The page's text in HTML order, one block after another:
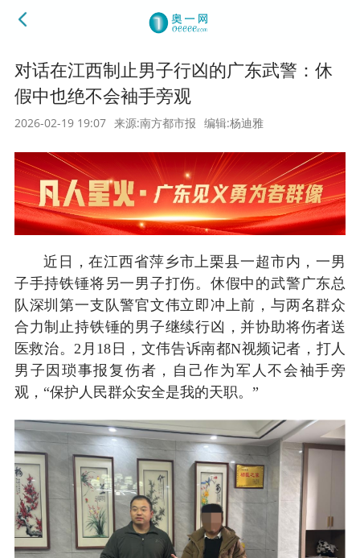
对话在江西制止男子行凶的广东武警：休
假中也绝不会袖手旁观
2026-02-19 19:07 来源:南方都市报 编辑:杨迪雅
近日，在江西省萍乡市上栗县一超市内，一男
子手持铁锤将另一男子打伤。休假中的武警广东总
队深圳第一支队警官文伟立即冲上前，与两名群众
合力制止持铁锤的男子继续行凶，并协助将伤者送
医救治。2月18日，文伟告诉南都N视频记者，打人
男子因琐事报复伤者，自己作为军人不会袖手旁
观，“保护人民群众安全是我的天职。”